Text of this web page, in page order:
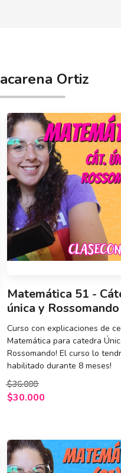
Ortiz
Matemática 51 -
única y Rossomando
Curso con explicaciones de
Matemática para catedra
Rossomando! El curso lo
habilitado durante 8 meses!
$36.000
$30.000